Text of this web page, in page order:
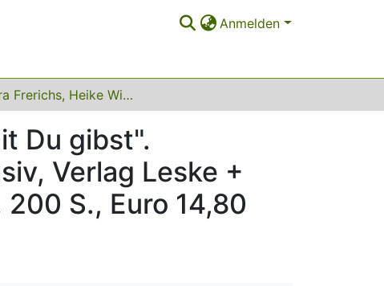
Anmelden
Petra Frerichs, Heike Wiemert: " Ich gebe, damit Du gibst". Frauennetzwerke - strategisch, reziprok, exklusiv, Verlag Leske + Budrich: Opladen, 2002, ISBN 3-8100-3473-8, 200 S., Euro 14,80
Du gibst".
Verlag Leske +
S., Euro 14,80